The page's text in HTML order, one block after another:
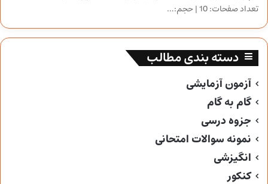
تعداد صفحات: 10 | حجم:…
دسته بندی مطالب
آزمون آزمایشی
گام به گام
جزوه درسی
نمونه سوالات امتحانی
انگیزشی
کنکور